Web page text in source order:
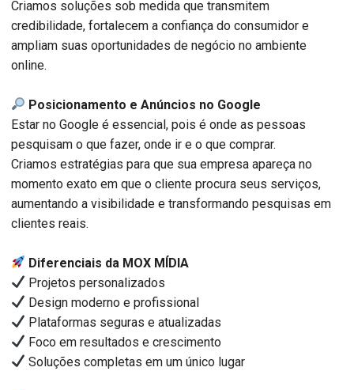
Criamos soluções sob medida que transmitem
credibilidade, fortalecem a confiança do consumidor e
ampliam suas oportunidades de negócio no ambiente
online.
Posicionamento e Anúncios no Google
Estar no Google é essencial, pois é onde as pessoas
pesquisam o que fazer, onde ir e o que comprar.
Criamos estratégias para que sua empresa apareça no
momento exato em que o cliente procura seus serviços,
aumentando a visibilidade e transformando pesquisas em
clientes reais.
Diferenciais da MOX MÍDIA
Projetos personalizados
Design moderno e profissional
Plataformas seguras e atualizadas
Foco em resultados e crescimento
Soluções completas em um único lugar